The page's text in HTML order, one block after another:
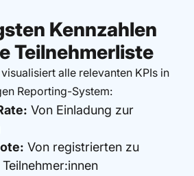
Kennzahlen
Teilnehmerliste
alle relevanten KPIs in
Reporting-System:
Von Einladung zur
Von registrierten zu